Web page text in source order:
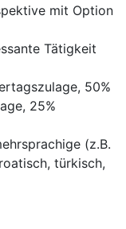
mit Option
Tätigkeit
50%
25%
(z.B.
türkisch,